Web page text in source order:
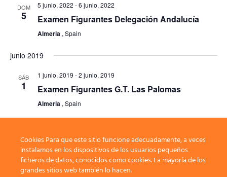
DOM
5
5 junio, 2022 -6 junio, 2022
Examen Figurantes Delegación Andalucía
Almeria , Spain
junio 2019
SÁB
1
1 junio, 2019 -2 junio, 2019
Examen Figurantes G.T. Las Palomas
Almeria , Spain
Eventos
anterior(es) Hoy Eventos
siguiente(s)
Cookies Para que este sitio funcione adecuadamente, a veces
instalamos en los dispositivos de los usuarios pequeños
ficheros de datos, conocidos como cookies. La mayoría de los
grandes sitios web también lo hacen.